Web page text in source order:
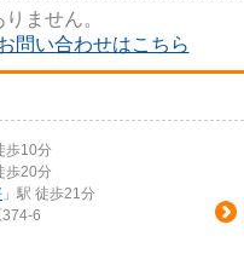
ません。
問い合わせはこちら
歩10分
歩20分
」駅 徒歩21分
6